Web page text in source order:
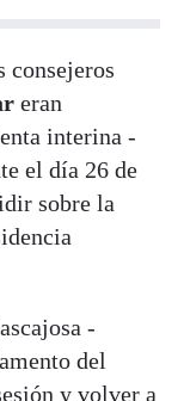
consejeros
eran
interina -
el día 26 de
sobre la
-
del
y volver a